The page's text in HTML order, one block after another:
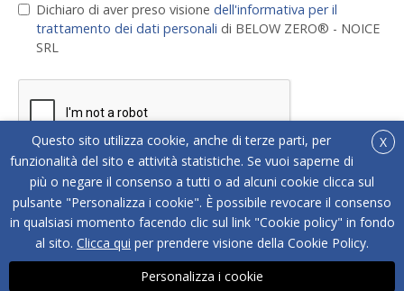
Dichiaro di aver preso visione dell'informativa per il
trattamento dei dati personali di BELOW ZERO® - NOICE
SRL
ISCRIVITI
X
Questo sito utilizza cookie, anche di terze parti, per
funzionalità del sito e attività statistiche. Se vuoi saperne di
più o negare il consenso a tutti o ad alcuni cookie clicca sul
pulsante "Personalizza i cookie". È possibile revocare il consenso
in qualsiasi momento facendo clic sul link "Cookie policy" in fondo
al sito. Clicca qui per prendere visione della Cookie Policy.
Personalizza i cookie